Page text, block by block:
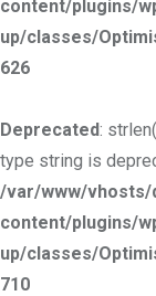
content/plugins/
up/classes/
626
Deprecated:
type string is
/var/www/vhosts/
content/plugins/
up/classes/
710